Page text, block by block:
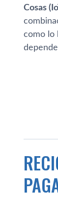
Cosas
como lo